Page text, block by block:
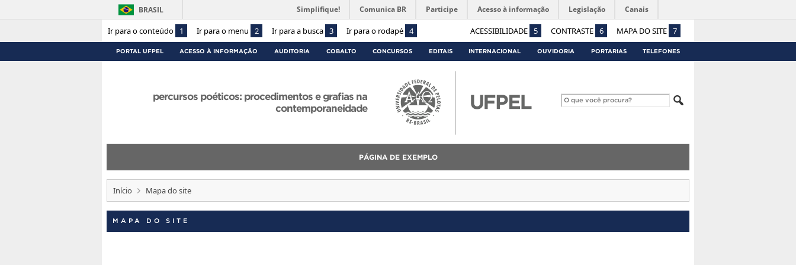
Ir para o conteúdo 1 Ir para o menu 2 Ir para a busca 3 Ir para o rodapé 4 ACESSIBILIDADE 5 CONTRASTE 6 MAPA DO SITE 7
BRASIL Simplifique! Comunica BR Participe Acesso à informação Legislação Canais
PORTAL UFPEL ACESSO À INFORMAÇÃO AUDITORIA COBALTO CONCURSOS EDITAIS INTERNACIONAL OUVIDORIA PORTARIAS TELEFONES
percursos poéticos: procedimentos e grafias na
contemporaneidade
PÁGINA DE EXEMPLO
Início Mapa do site
MAPA DO SITE